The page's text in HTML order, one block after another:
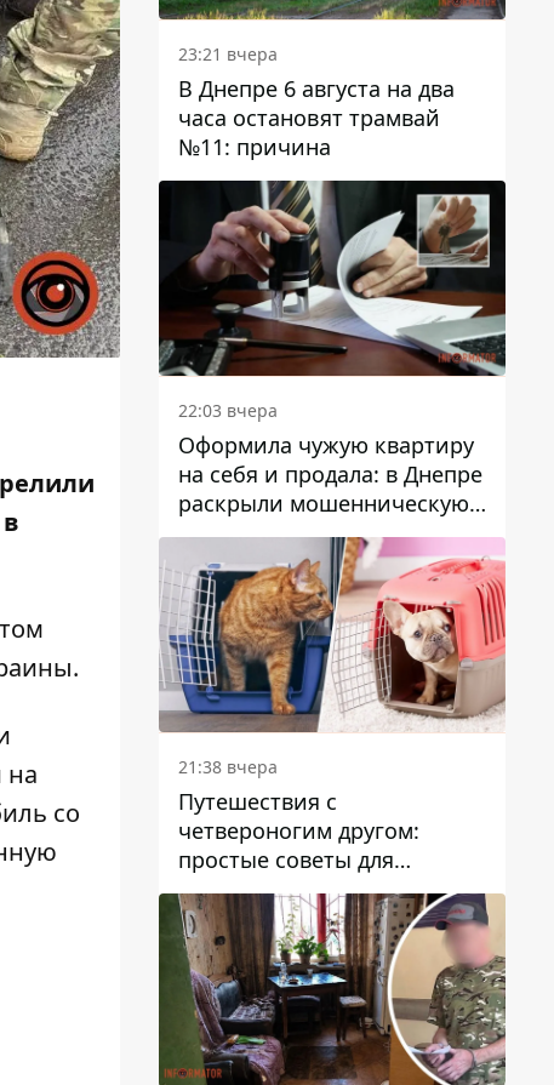
.
на
со
23:21 вчера
В Днепре 6 августа на два
часа остановят трамвай
№11: причина
22:03 вчера
Оформила чужую квартиру
на себя и продала: в Днепре
раскрыли мошенническую
схему с недвижимостью
21:38 вчера
Путешествия с
четвероногим другом:
простые советы для
поездок с животными